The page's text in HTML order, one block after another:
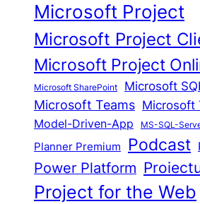
Microsoft Project
Microsoft Project
Microsoft Project
Microsoft SharePoint Microsoft
Microsoft Teams Microsoft
Model-Driven-App MS-SQL-
Planner Premium Podcast
Power Platform
Project for the Web